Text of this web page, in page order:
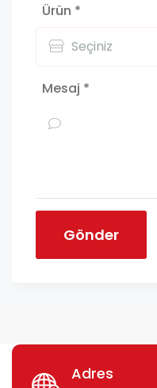
Ürün *
Mesaj *
Gönder
Adres